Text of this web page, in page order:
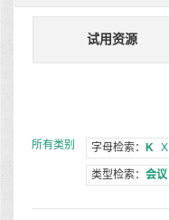
试用资源
所有类别 字母检索： K X
类型检索： 会议